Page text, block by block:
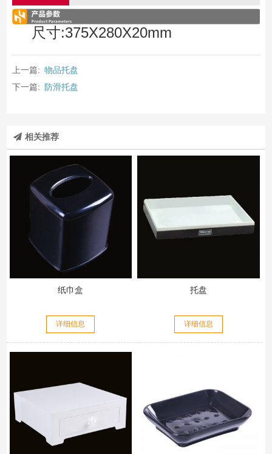
尺寸:375X280X20mm
上一篇: 物品托盘
下一篇: 防滑托盘
相关推荐
纸巾盒
详细信息
托盘
详细信息